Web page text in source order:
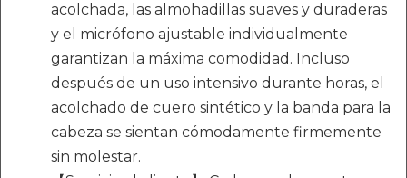
acolchada, las almohadillas suaves y duraderas
y el micrófono ajustable individualmente
garantizan la máxima comodidad. Incluso
después de un uso intensivo durante horas, el
acolchado de cuero sintético y la banda para la
cabeza se sientan cómodamente firmemente
sin molestar.